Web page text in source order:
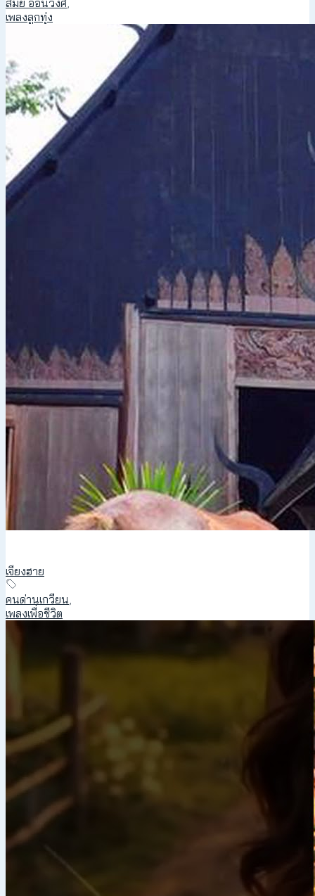
สมัย อ่อนวงศ์,
เพลงลูกทุ่ง
เจียงฮาย
คนด่านเกวียน,
เพลงเพื่อชีวิต